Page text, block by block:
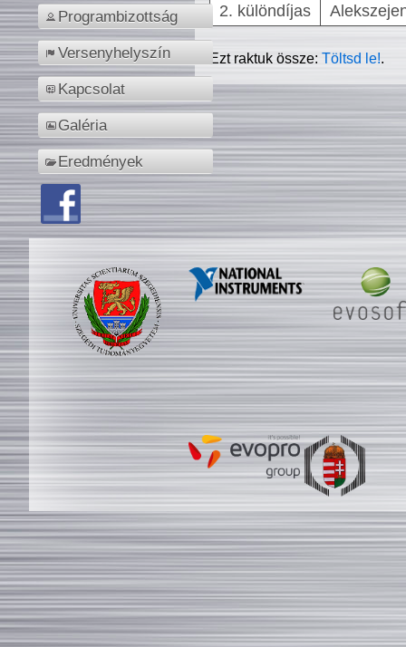
Programbizottság
Versenyhelyszín
Kapcsolat
Galéria
Eredmények
2. különdíjas
Ezt raktuk össze:Töltsd le!.